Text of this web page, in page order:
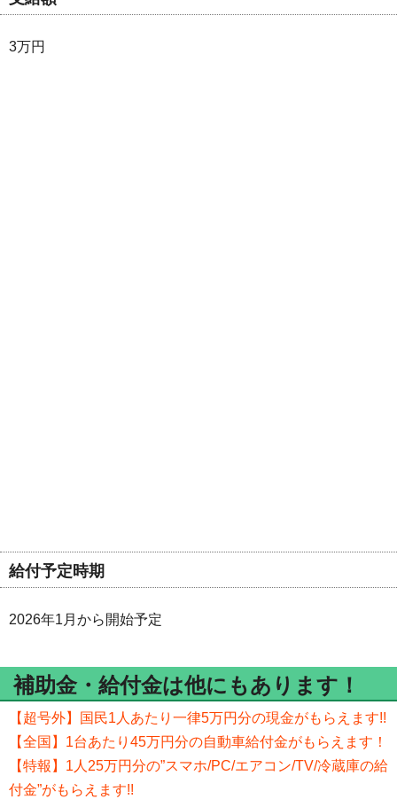
3万円
給付予定時期
2026年1月から開始予定
補助金・給付金は他にもあります！
【超号外】国民1人あたり一律5万円分の現金がもらえます!!
【全国】1台あたり45万円分の自動車給付金がもらえます！
【特報】1人25万円分の”スマホ/PC/エアコン/TV/冷蔵庫の給
付金”がもらえます!!